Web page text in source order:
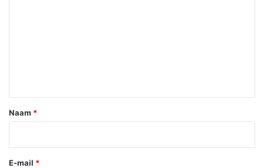
*
Naam *
E-mail *